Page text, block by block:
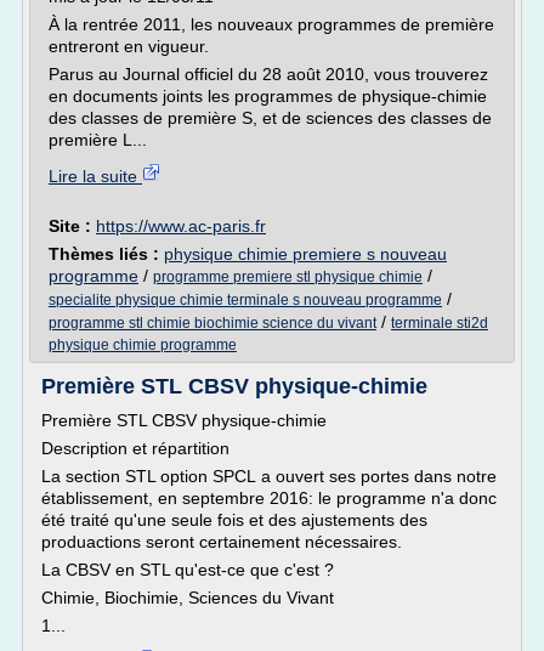
À la rentrée 2011, les nouveaux programmes de première
entreront en vigueur.
Parus au Journal officiel du 28 août 2010, vous trouverez
en documents joints les programmes de physique-chimie
des classes de première S, et de sciences des classes de
première L...
Lire la suite
Site : https://www.ac-paris.fr
Thèmes liés : physique chimie premiere s nouveau
programme / programme premiere stl physique chimie /
specialite physique chimie terminale s nouveau programme /
programme stl chimie biochimie science du vivant/ terminale sti2d
physique chimie programme
Première STL CBSV physique-chimie
Première STL CBSV physique-chimie
Description et répartition
La section STL option SPCL a ouvert ses portes dans notre
établissement, en septembre 2016: le programme n'a donc
été traité qu'une seule fois et des ajustements des
produactions seront certainement nécessaires.
La CBSV en STL qu'est-ce que c'est ?
Chimie, Biochimie, Sciences du Vivant
1...